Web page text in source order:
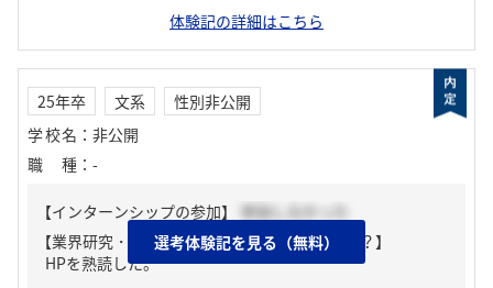
体験記の詳細はこちら
25年卒 文系
性別非公開
学校名 ： 非公開
職種 ： -
【インターンシップの参加】
参加しなかった
【業界研究・企業研究はどんな風にしましたか？】
HPを熟読した。
選考体験記を見る（無料）